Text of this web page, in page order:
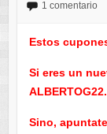
1 comentario
Estos
Si eres un
ALBERTOG22.
Sino,